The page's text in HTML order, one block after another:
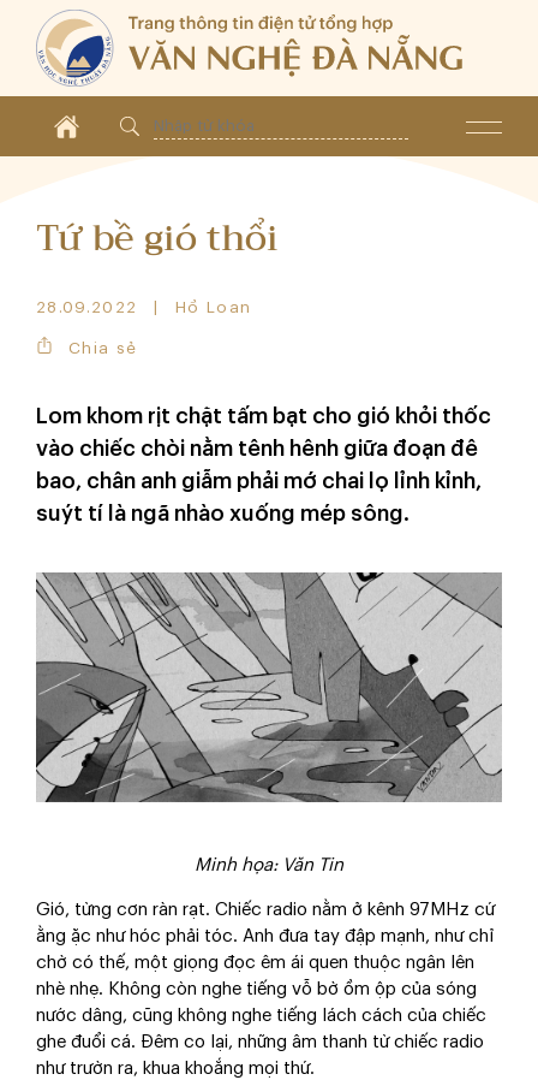
Tứ bề gió thổi
28.09.2022 Hồ Loan
Chia sẻ
Lom khom rịt chặt tấm bạt cho gió khỏi thốc
vào chiếc chòi nằm tênh hênh giữa đoạn đê
bao, chân anh giẫm phải mớ chai lọ lỉnh kỉnh,
suýt tí là ngã nhào xuống mép sông.
Minh họa: Văn Tin
Gió, từng cơn ràn rạt. Chiếc radio nằm ở kênh 97MHz cứ
ằng ặc như hóc phải tóc. Anh đưa tay đập mạnh, như chỉ
chờ có thế, một giọng đọc êm ái quen thuộc ngân lên
nhè nhẹ. Không còn nghe tiếng vỗ bờ ồm ộp của sóng
nước dâng, cũng không nghe tiếng lách cách của chiếc
ghe đuổi cá. Đêm co lại, những âm thanh từ chiếc radio
như trườn ra, khua khoắng mọi thứ.